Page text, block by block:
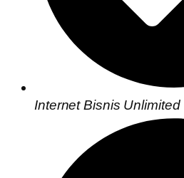
Internet Bisnis Unlimited